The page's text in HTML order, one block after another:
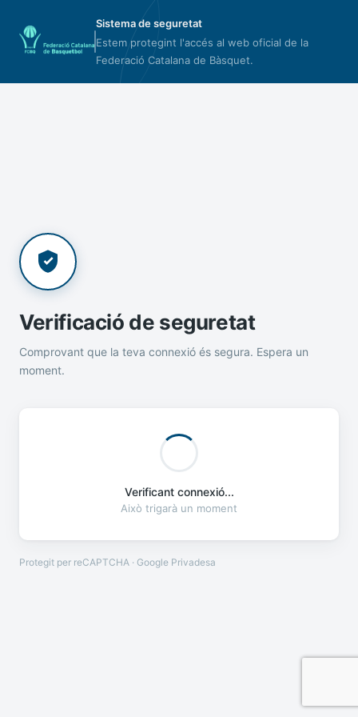
Sistema de seguretat
Estem protegint l'accés al web oficial de la
Federació Catalana de Bàsquet.
Verificació de seguretat
Comprovant que la teva connexió és segura. Espera un
moment.
Verificant connexió...
Això trigarà un moment
Protegit per reCAPTCHA · Google Privadesa